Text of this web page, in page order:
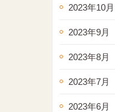
2023年10月
2023年9月
2023年8月
2023年7月
2023年6月